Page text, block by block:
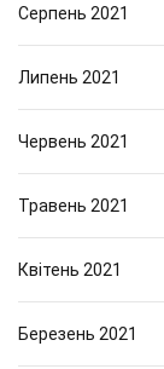
Серпень 2021
Липень 2021
Червень 2021
Травень 2021
Квітень 2021
Березень 2021